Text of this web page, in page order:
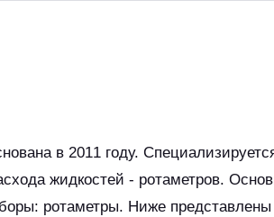
в 2011 году.
жидкостей - ротаметров.
ротаметры. Ниже